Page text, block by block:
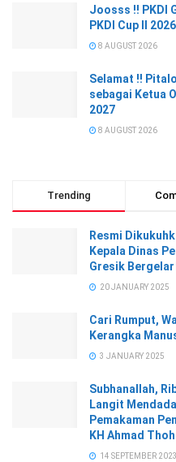
Joosss !! PKDI
PKDI Cup II 2026
8 AUGUST 2026
Selamat !!
sebagai Ketua
2027
8 AUGUST 2026
Trending
Resmi
Kepala Dinas
Gresik
20 JANUARY 2025
Cari Rumput,
Kerangka
3 JANUARY 2025
Subhanallah,
Langit
Pemakaman
KH Ahmad
14 SEPTEMBER 2023